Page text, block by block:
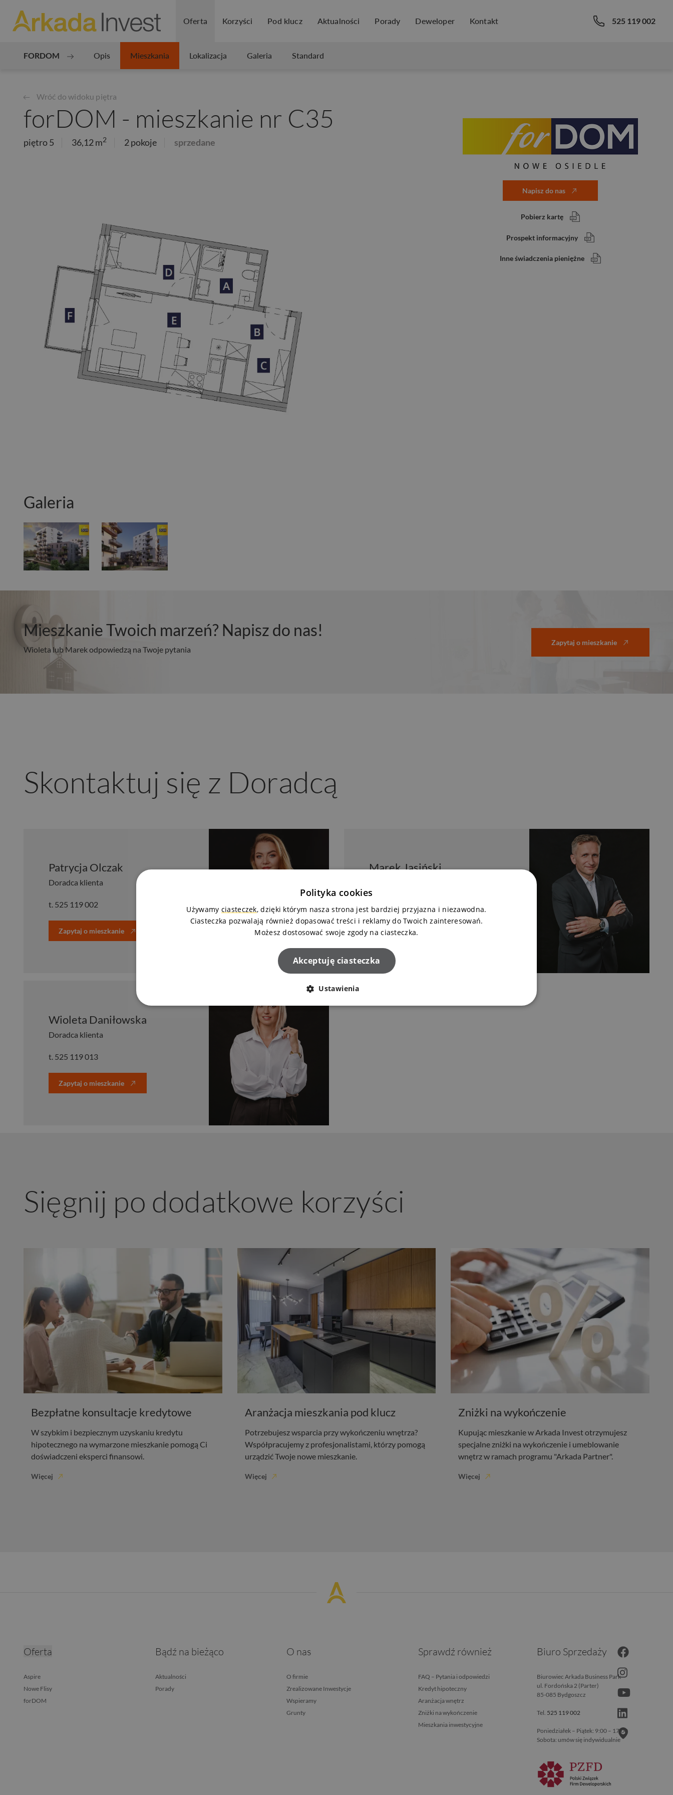
Oferta Korzyści Pod klucz Aktualności Porady Deweloper Kontakt 525 119 002
FORDOM Opis Mieszkania Lokalizacja Galeria Standard
Wróć do widoku piętra
forDOM - mieszkanie nr C35
piętro 5 36,12 m2 2 pokoje sprzedane
Galeria
Napisz do nas
Pobierz kartę
Prospekt informacyjny
Inne świadczenia pieniężne
Mieszkanie Twoich marzeń? Napisz do nas!
Wioleta lub Marek odpowiedzą na Twoje pytania
Zapytaj o mieszkanie
Skontaktuj się z Doradcą
Patrycja Olczak
Doradca klienta
t. 525 119 002
Zapytaj o mieszkanie
Marek Jasiński
t. 525 119 015
Zapytaj o mieszkanie
Wioleta Daniłowska
Doradca klienta
t. 525 119 013
Zapytaj o mieszkanie
Sięgnij po dodatkowe korzyści
Bezpłatne konsultacje kredytowe
W szybkim i bezpiecznym uzyskaniu kredytu
hipotecznego na wymarzone mieszkanie pomogą Ci
doświadczeni eksperci finansowi.
Więcej
Aranżacja mieszkania pod klucz
Potrzebujesz wsparcia przy wykończeniu wnętrza?
Współpracujemy z profesjonalistami, którzy pomogą
urządzić Twoje nowe mieszkanie.
Więcej
Zniżki na wykończenie
Kupując mieszkanie w Arkada Invest otrzymujesz
specjalne zniżki na wykończenie i umeblowanie
wnętrz w ramach programu "Arkada Partner".
Więcej
Oferta
Aspire
Nowe Flisy
forDOM
Bądź na bieżąco
Aktualności
Porady
O nas
O firmie
Zrealizowane Inwestycje
Wspieramy
Grunty
Sprawdź również
FAQ – Pytania i odpowiedzi
Kredyt hipoteczny
Aranżacja wnętrz
Zniżki na wykończenie
Mieszkania inwestycyjne
Biuro Sprzedaży
Biurowiec Arkada Business Park
ul. Fordońska 2 (Parter)
85-085 Bydgoszcz
Tel. 525 119 002
Poniedziałek – Piątek: 9:00 – 17:00
Sobota: umów się indywidualnie
Polityka cookies
Używamy ciasteczek, dzięki którym nasza strona jest bardziej przyjazna i niezawodna.
Ciasteczka pozwalają również dopasować treści i reklamy do Twoich zainteresowań.
Możesz dostosować swoje zgody na ciasteczka.
Akceptuję ciasteczka
Ustawienia